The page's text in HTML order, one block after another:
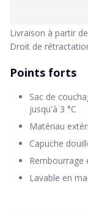
Livraison à partir
Droit de
Points forts
Sac de
jusqu'à 3 °C
Matériau
Capuche
Rembourrage
Lavable en